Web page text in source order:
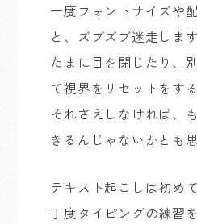
一度フォントサイズや
と、ズブズブ迷走します
たまに目を閉じたり、
て視界をリセットをす
それさえしなければ、
きるんじゃないかとも
テキスト起こしは初め
丁度タイピングの練習